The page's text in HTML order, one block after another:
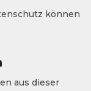
können
aus dieser